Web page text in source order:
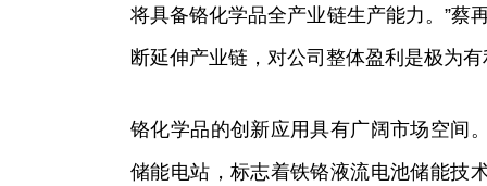
将具备铬化学品全产业链生产能力。”蔡
断延伸产业链，对公司整体盈利是极为有
铬化学品的创新应用具有广阔市场空间
储能电站，标志着铁铬液流电池储能技